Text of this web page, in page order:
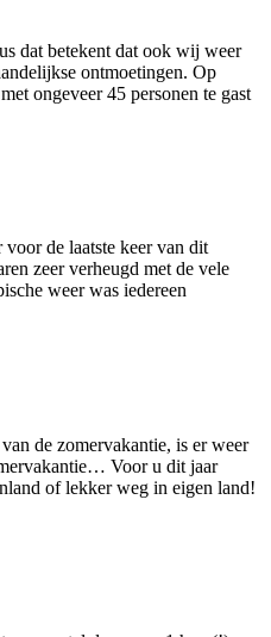
dat betekent dat ook wij weer
ontmoetingen. Op
ongeveer 45 personen te gast
de laatste keer van dit
zeer verheugd met de vele
weer was iedereen
de zomervakantie, is er weer
Voor u dit jaar
of lekker weg in eigen land!